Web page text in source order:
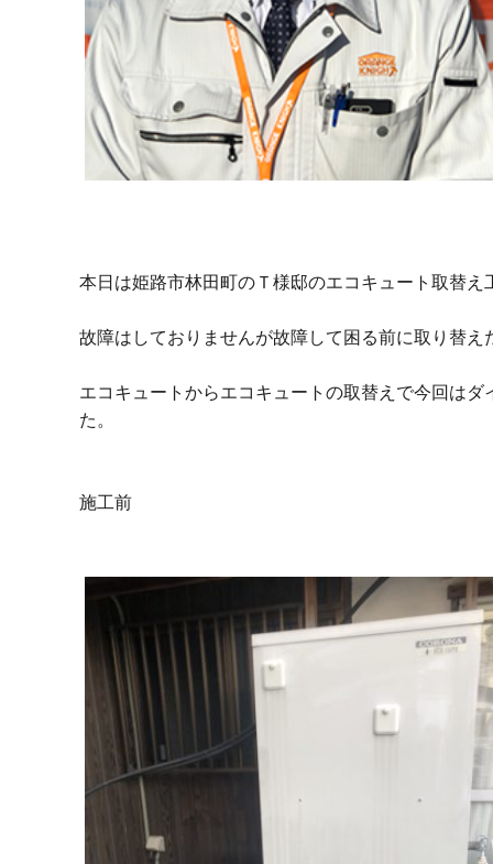
本日は姫路市林田町のＴ様邸のエコキュート取替え
故障はしておりませんが故障して困る前に取り替え
エコキュートからエコキュートの取替えで今回は
た。
施工前